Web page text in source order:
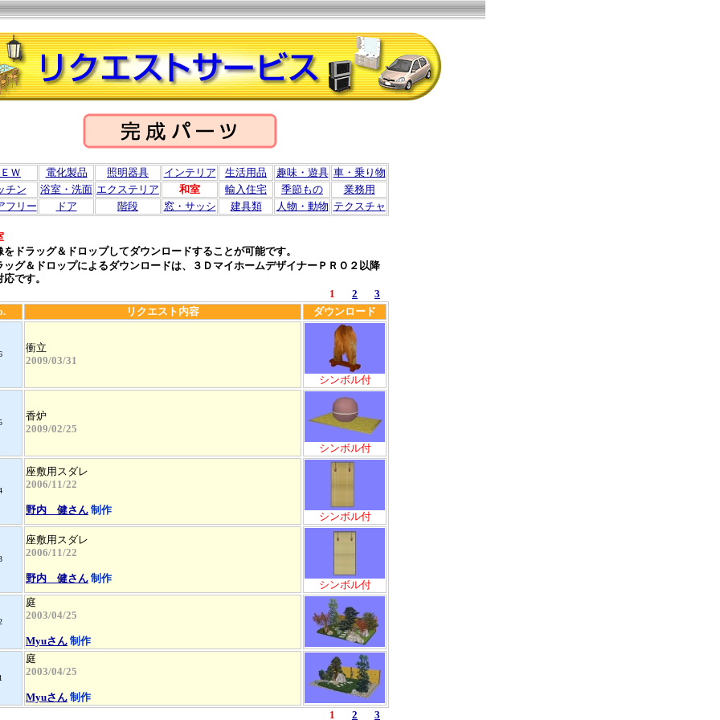
Ｗ 電化製品 照明器具 インテリア 生活用品 趣味・遊具 車・乗り物
チン
浴室・洗面 エクステリア 和室 輸入住宅 季節もの
業務用
フリー
ドア 階段 窓・サッシ 建具類 人物・動物 テクスチャ
をドラッグ＆ドロップしてダウンロードすることが可能です。
ッグ＆ドロップによるダウンロードは、３ＤマイホームデザイナーＰＲＯ２以降
です。
1
2
3
リクエスト内容 ダウンロード
衝立
2009/03/31
シンボル付
香炉
2009/02/25
シンボル付
座敷用スダレ
2006/11/22
野内 健さん 制作
シンボル付
座敷用スダレ
2006/11/22
野内 健さん 制作
シンボル付
庭
2003/04/25
Myuさん 制作
庭
2003/04/25
Myuさん 制作
1
2 3